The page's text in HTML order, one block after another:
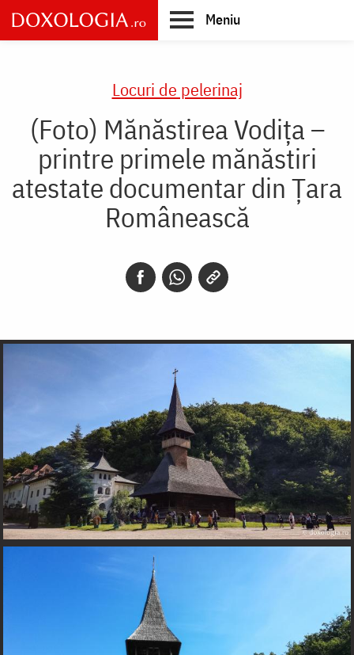
Skip
to
main
Meniu
Locuri de pelerinaj
(Foto) Mănăstirea Vodița –
printre primele mănăstiri
atestate documentar din Țara
Românească